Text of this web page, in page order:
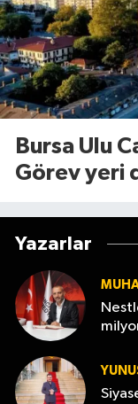
Bursa Ulu
Görev yeri
Yazarlar